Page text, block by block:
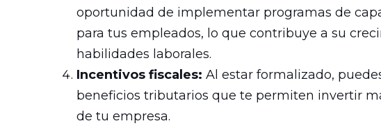
oportunidad de implementar programas de
para tus empleados, lo que contribuye a su
habilidades laborales.
Incentivos fiscales: Al estar formalizado,
beneficios tributarios que te permiten invertir
de tu empresa.